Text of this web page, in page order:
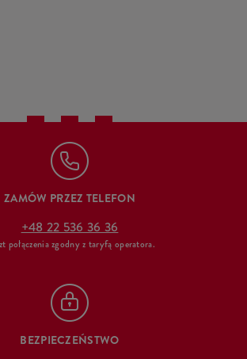
ZAMÓW PRZEZ TELEFON
+48 22 536 36 36
połączenia zgodny z taryfą operatora.
BEZPIECZEŃSTWO